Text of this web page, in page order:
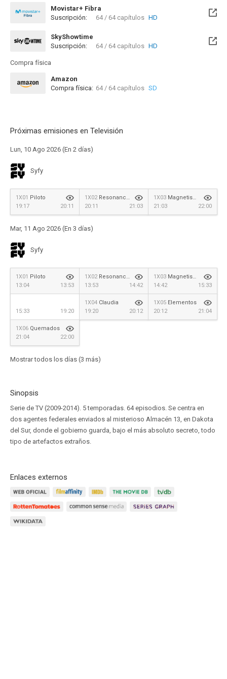
Movistar+ Fibra
Disponible hasta el Mar, 11 Ago 2026 (Quedan 3 días)
Suscripción: 64 / 64 capítulos HD
SkyShowtime
Disponible hasta el Sab, 19 Jun 2027 (Quedan 10 meses)
Suscripción: 64 / 64 capítulos HD
Compra física
Amazon
Compra física: 64 / 64 capítulos SD
Próximas emisiones en Televisión
Lun, 10 Ago 2026 (En 2 días)
Syfy
1X01 Piloto
19:17
20:11
1X02Resonancia musical
20:11
21:03
1X03 Magnetismo
21:03
22:00
Mar, 11 Ago 2026 (En 3 días)
Syfy
1X01 Piloto
13:04
13:53
1X02Resonancia musical
13:53
14:42
1X03 Magnetismo
14:42
15:33
15:33 19:20
1X04 Claudia
19:20
20:12
1X05 Elementos
20:12
21:04
1X06 Quemados
21:04
22:00
Mostrar todos los días (3 más)
Sinopsis
Serie de TV (2009-2014). 5 temporadas. 64 episodios. Se centra en
dos agentes federales enviados al misterioso Almacén 13, en Dakota
del Sur, donde el gobierno guarda, bajo el más absoluto secreto, todo
tipo de artefactos extraños.
Enlaces externos